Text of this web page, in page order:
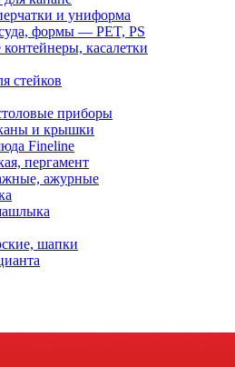
и униформа
формы — PET, PS
касалетки
стейков
приборы
и крышки
Fineline
пергамент
ажурные
шапки